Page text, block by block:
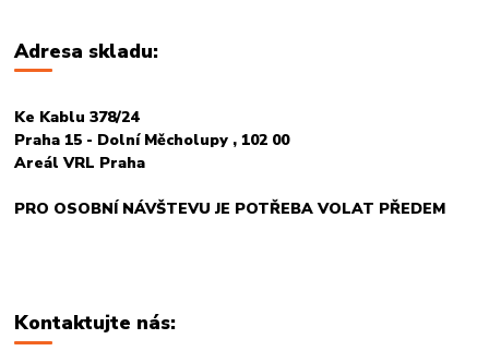
Adresa skladu:
Ke Kablu 378/24
Praha 15 - Dolní Měcholupy , 102 00
Areál VRL Praha
PRO OSOBNÍ NÁVŠTEVU JE POTŘEBA VOLAT PŘEDEM
Kontaktujte nás: